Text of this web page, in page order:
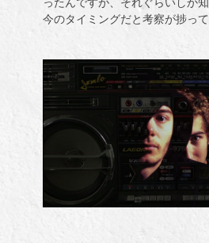
今のタイミングだと考察が捗って